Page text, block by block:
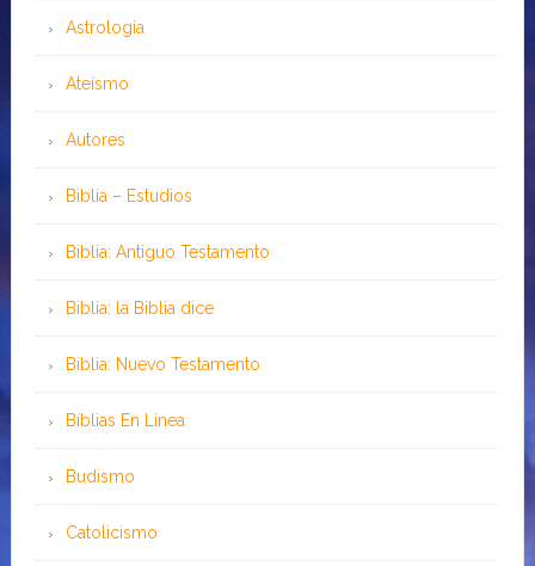
Astrología
Ateísmo
Autores
Biblia – Estudios
Biblia: Antiguo Testamento
Biblia: la Biblia dice
Biblia: Nuevo Testamento
Bíblias En Línea
Budismo
Catolicismo